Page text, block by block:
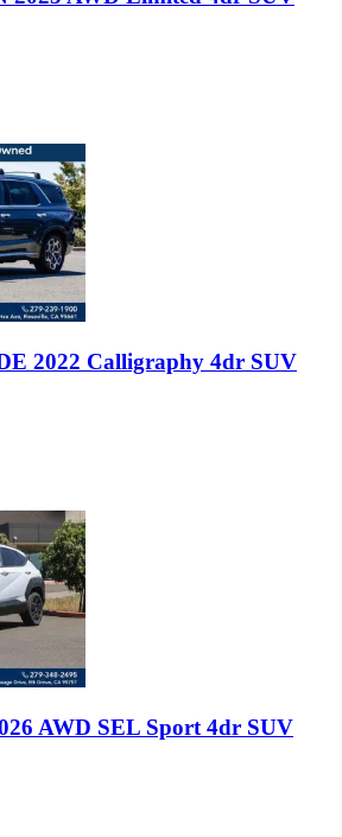
2022 Calligraphy 4dr SUV
AWD SEL Sport 4dr SUV